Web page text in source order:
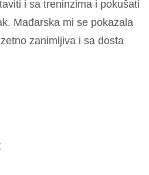
i sa treninzima i pokušati
Mađarska mi se pokazala
zanimljiva i sa dosta